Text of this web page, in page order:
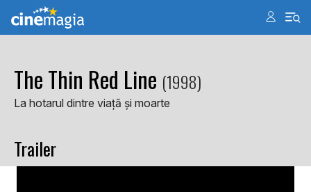
The Thin Red Line (1998)
La hotarul dintre viață și moarte
Trailer